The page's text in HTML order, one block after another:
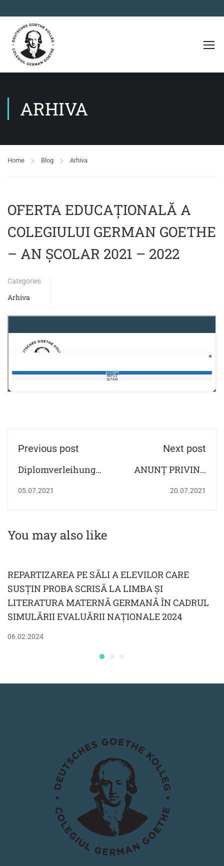
ARHIVA
Home Blog Arhiva
OFERTA EDUCAȚIONALĂ A
COLEGIULUI GERMAN GOETHE
– AN ȘCOLAR 2021 – 2022
Categories
Arhiva
Previous post
Diplomverleihung
05.07.2021
Next post
ANUNȚ PRIVIND
20.07.2021
You may also like
REPARTIZAREA PE SĂLI A ELEVILOR CARE
SUSȚIN PROBA SCRISĂ LA LIMBA ȘI
LITERATURA MATERNĂ GERMANĂ ÎN CADRUL
SIMULĂRII EVALUĂRII NAȚIONALE 2024
06.02.2024